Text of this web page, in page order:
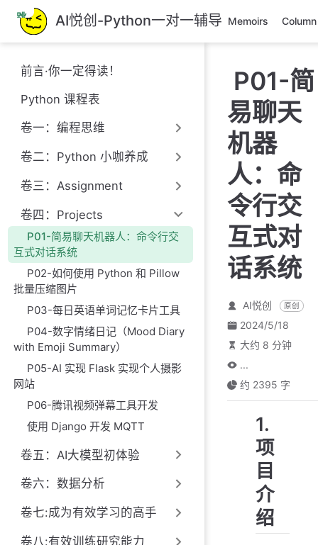
跳
至
主
要
內
AI悦创-Python一对一辅导 Memoirs Column
前言·你一定得读！
Python 课程表
卷一：编程思维
卷二：Python 小咖养成
卷三：Assignment
卷四：Projects
P01-简易聊天机器人：命令行交
互式对话系统
P02-如何使用 Python 和 Pillow
批量压缩图片
P03-每日英语单词记忆卡片工具
P04-数字情绪日记（Mood Diary
with Emoji Summary）
P05-AI 实现 Flask 实现个人摄影
网站
P06-腾讯视频弹幕工具开发
使用 Django 开发 MQTT
卷五：AI大模型初体验
卷六：数据分析
卷七:成为有效学习的高手
卷八:有效训练研究能力
P01-简
易聊天
机器
人：命
令行交
互式对
话系统
AI悦创 原创
2024/5/18
大约 8 分钟
...
约 2395 字
1.
项
目
介
绍